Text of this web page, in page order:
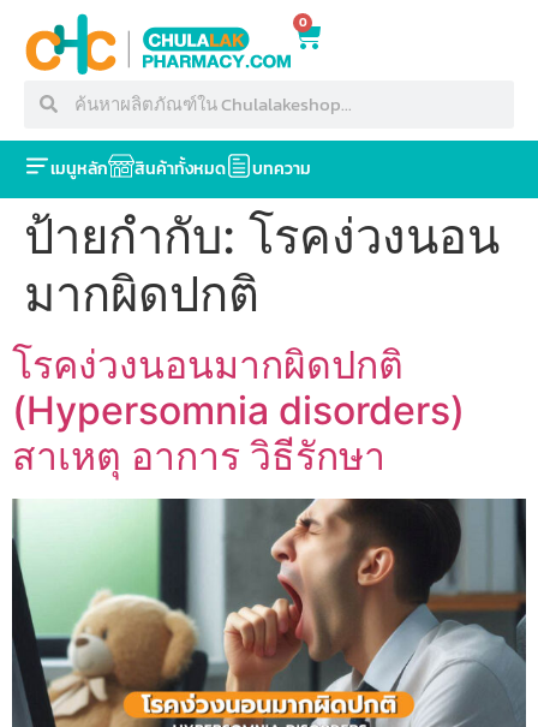
0
เมนูหลัก สินค้าทั้งหมด บทความ
ป้ายกำกับ: โรคง่วงนอน
มากผิดปกติ
โรคง่วงนอนมากผิดปกติ
(Hypersomnia disorders)
สาเหตุ อาการ วิธีรักษา